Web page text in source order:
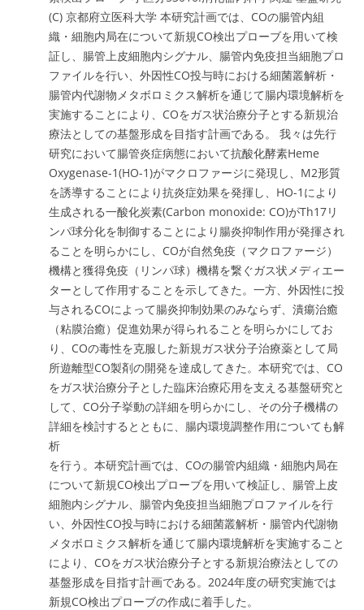
(C) 京都府立医科大学 本研究計画では、COの腸管内組
織・細胞内局在について新規CO検出プローブを用いて検
証し、腸管上皮細胞内シグナル、腸管内免疫担当細胞プロ
ファイルを行い、外因性CO投与時における細菌叢解析・
腸管内代謝物メタボロミクス解析を通じて腸内環境解析を
実施することにより、COをガス状治療分子とする新規治
療法としての基盤形成を目指す計画である。 我々は先行
研究において腸管炎症病態において抗酸化酵素Heme
Oxygenase-1(HO-1)がマクロファージに発現し、M2形質
を誘導することにより抗炎症効果を発揮し、HO-1により
生成される一酸化炭素(Carbon monoxide: CO)がTh17リ
ンパ球分化を制御することにより腸炎抑制作用が発揮され
ることを明らかにし、COが自然免疫（マクロファージ）
機構と獲得免疫（リンパ球）機構を繋ぐガス状メディエー
ターとして作用することを示してきた。一方、外因性に投
与されるCOによって腸炎抑制効果のみならず、潰瘍治癒
（粘膜治癒）促進効果が得られることを明らかにしてお
り、COの毒性を克服した新規ガス状分子治療薬として局
所遊離型CO製剤の開発を達成してきた。本研究では、CO
をガス状治療分子とした臨床治療応用を支える基盤研究と
して、CO分子挙動の詳細を明らかにし、その分子機構の
詳細を検討するとともに、腸内環境調整作用についても解
析
を行う。本研究計画では、COの腸管内組織・細胞内局在
について新規CO検出プローブを用いて検証し、腸管上皮
細胞内シグナル、腸管内免疫担当細胞プロファイルを行
い、外因性CO投与時における細菌叢解析・腸管内代謝物
メタボロミクス解析を通じて腸内環境解析を実施すること
により、COをガス状治療分子とする新規治療法としての
基盤形成を目指す計画である。2024年度の研究実施では
新規CO検出プローブの作成に着手した。